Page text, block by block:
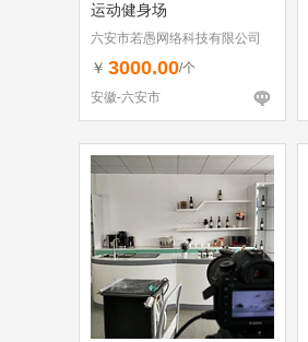
运动健身场
六安市若愚网络科技有限公司
￥ 3000.00/个
安徽-六安市